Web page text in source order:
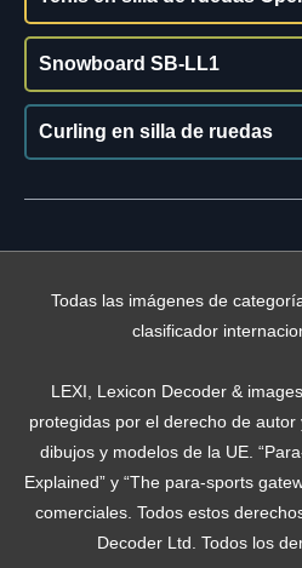
Snowboard SB-LL1
Curling en silla de ruedas
Todas las imágenes de
clasificador
LEXI, Lexicon Decoder &
protegidas por el derecho de
dibujos y modelos de la UE.
Explained” y “The para-sports
comerciales. Todos estos
Decoder Ltd. Todos los